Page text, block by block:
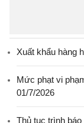
Xuất khẩu hàng
Mức phạt vi
01/7/2026
Thủ tục trình